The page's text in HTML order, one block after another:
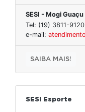
SESI - Mogi Guaçu
Tel: (19) 3811-9120
e-mail:
SAIBA MAIS!
SESI Esporte